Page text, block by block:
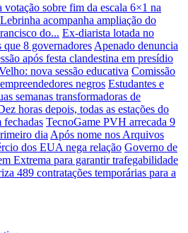
sobre fim da escala 6×1 na
acompanha ampliação do
do... Ex-diarista lotada no
que 8 governadores Apenado denuncia
após festa clandestina em presídio
nova sessão educativa Comissão
negros Estudantes e
semanas transformadoras de
horas depois, todas as estações do
TecnoGame PVH arrecada 9
dia Após nome nos Arquivos
dos EUA nega relação Governo de
Extrema para garantir trafegabilidade
489 contratações temporárias para a